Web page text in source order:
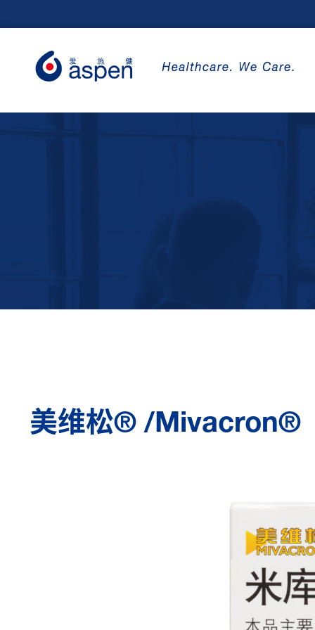
美维松® /Mivacron®